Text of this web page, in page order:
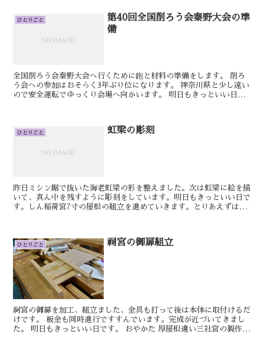
ひとりごと
第40回全国削ろう会秦野大会の準
備
全国削ろう会秦野大会へ行くために鉋と材料の準備をします。 削ろ
う会への参加はおそらく3年ぶり位になります。 神奈川県と少し遠い
ので安全運転でゆっくり会場へ向かいます。 明日もきっといい日で
ひとりごと 虹梁の彫刻
昨日ミシン鋸で抜いた海老虹梁の形を整えました。次は虹梁に絵を描
いて、真ん中を残すように彫刻をしています。明日もきっといい日で
す。しん稲荷宮7寸の屋根の組立を進めていきます。とりあえずは木
ひとりごと 祠宮の御扉組立
祠宮の御扉を加工、組立ました、金具も打って後は本体に取付けるだ
けです。 板金も同時進行ですすんでいます。完成が近づいてきまし
た。 明日もきっといい日です。 おやかた 厚屋根違い三社宮の製作を